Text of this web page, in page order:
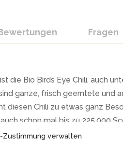
Zustimmung verwalten
Fragen
die Bio Birds Eye Chili, auch
ganze, frisch geerntete und
diesen Chili zu etwas ganz
schon mal bis zu 225.000
ausschließlich mit kleinen